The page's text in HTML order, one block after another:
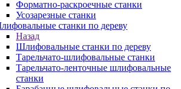
Форматно-раскроечные станки
Усозарезные станки
станки по дереву
Назад
Шлифовальные станки по дереву
Тарельчато-шлифовальные станки
Тарельчато-ленточные шлифовальные
станки